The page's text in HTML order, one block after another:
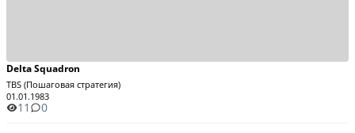
Delta Squadron
TBS (Пошаговая стратегия)
01.01.1983
11 0